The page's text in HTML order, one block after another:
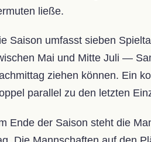
ließe.
Saison umfasst sieben
Mai und Mitte Juli —
ziehen können. Ein
parallel zu den letzten
Ende der Saison steht die